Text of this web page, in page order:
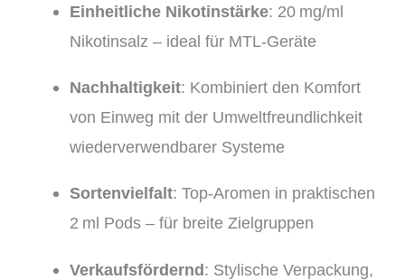
Einheitliche Nikotinstärke: 20 mg/ml
Nikotinsalz – ideal für MTL-Geräte
Nachhaltigkeit: Kombiniert den Komfort
von Einweg mit der Umweltfreundlichkeit
wiederverwendbarer Systeme
Sortenvielfalt: Top-Aromen in praktischen
2 ml Pods – für breite Zielgruppen
Verkaufsfördernd: Stylische Verpackung,